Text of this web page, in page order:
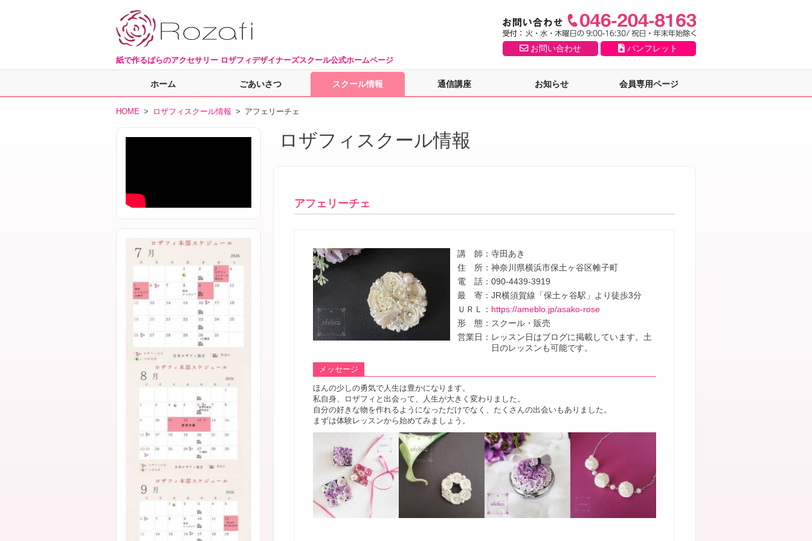
お問い合わせ パンフレット
紙で作るばらのアクセサリー ロザフィデザイナーズスクール公式ホームページ
ホーム ごあいさつ スクール情報 通信講座 お知らせ 会員専用ページ
HOME > ロザフィスクール情報 > アフェリーチェ
ロザフィスクール情報
アフェリーチェ
講 師： 寺田あき
住 所： 神奈川県横浜市保土ヶ谷区帷子町
電 話： 090-4439-3919
最 寄： JR横須賀線「保土ヶ谷駅」より徒歩3分
ＵＲＬ： https://ameblo.jp/asako-rose
形 態： スクール・販売
営業日： レッスン日はブログに掲載しています。土
日のレッスンも可能です。
メッセージ
ほんの少しの勇気で人生は豊かになります。
私自身、ロザフィと出会って、人生が大きく変わりました。
自分の好きな物を作れるようになっただけでなく、たくさんの出会いもありました。
まずは体験レッスンから始めてみましょう。